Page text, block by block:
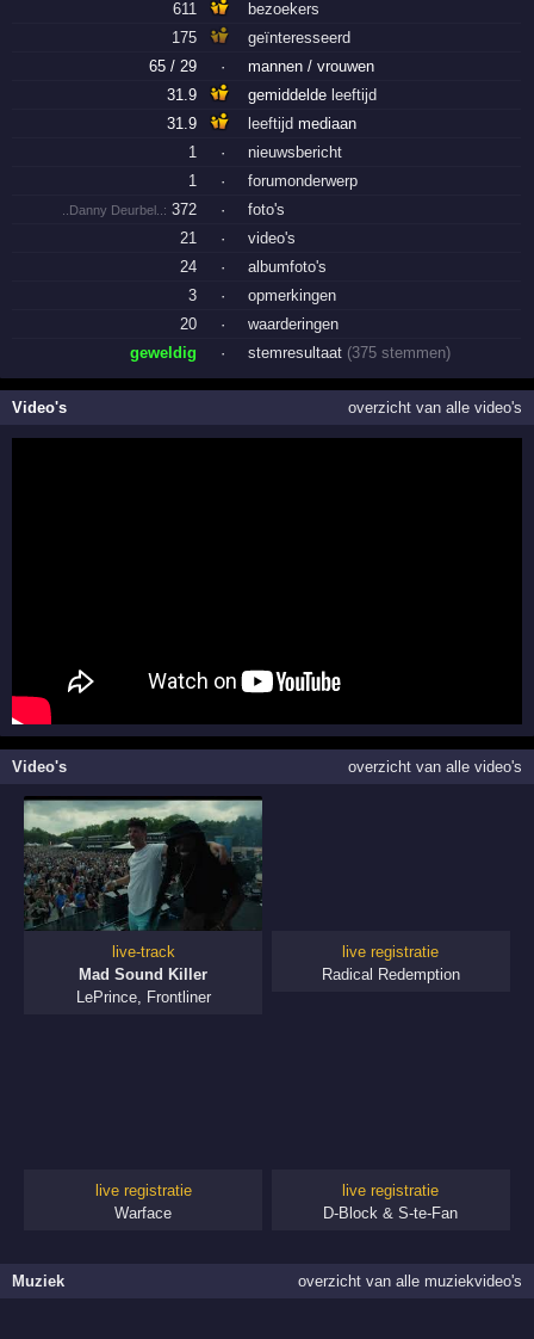
611
bezoekers
175
geïnteresseerd
65 / 29
·
mannen / vrouwen
31.9
gemiddelde leeftijd
31.9
leeftijd mediaan
1
·
nieuwsbericht
1
· forumonderwerp
..Danny Deurbel..: 372 ·
foto's
21
·
video's
24
·
albumfoto's
3
·
opmerkingen
20
·
waarderingen
geweldig
· stemresultaat (375 stemmen)
Video's overzicht van alle video's
Video's overzicht van alle video's
live-track
Mad Sound Killer
LePrince, Frontliner
live registratie
Radical Redemption
live registratie
Warface
live registratie
D-Block & S-te-Fan
Muziek overzicht van alle muziekvideo's